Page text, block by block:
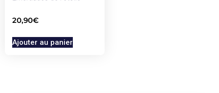
20,90€
Ajouter au panier